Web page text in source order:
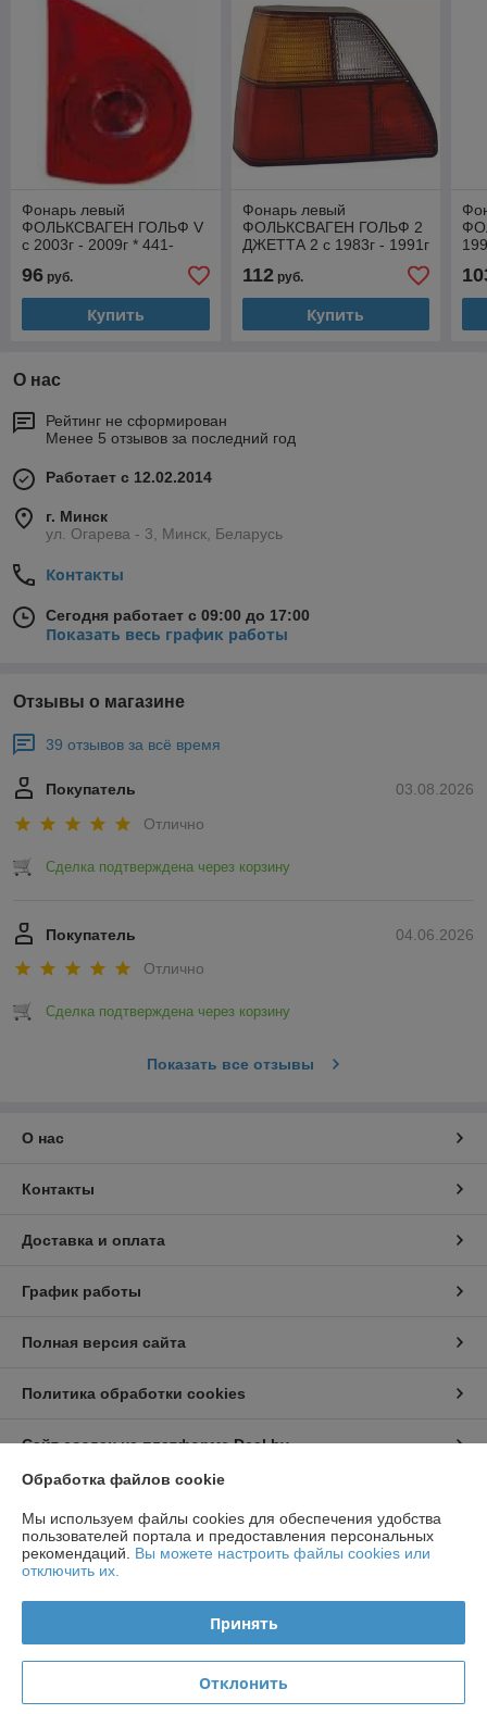
Фонарь левый
ФОЛЬКСВАГЕН ГОЛЬФ V
с 2003г - 2009г * 441-
96 руб.
Купить
Фонарь левый
ФОЛЬКСВАГЕН ГОЛЬФ 2
ДЖЕТТА 2 с 1983г - 1991г
112руб.
Купить
О нас
Рейтинг не сформирован
Менее 5 отзывов за последний год
Работает с 12.02.2014
г. Минск
ул. Огарева - 3, Минск, Беларусь
Контакты
Сегодня работает с 09:00 до 17:00
Показать весь график работы
Отзывы о магазине
39 отзывов за всё время
03.08.2026
Покупатель
Отлично
Сделка подтверждена через корзину
04.06.2026
Покупатель
Отлично
Сделка подтверждена через корзину
Показать все отзывы
О нас
Контакты
Доставка и оплата
График работы
Полная версия сайта
Политика обработки cookies
Сайт создан на платформе Deal.by
Информация для покупателя
Индивидуальный предприниматель:ИП Чирак Артем Викторович
ул. Якубова 66-4-92
Регистрационный номер ЕГР: 192050953
Регистрационный орган: Минским горисполкомом
Дата регистрации компании: 16.09.2013
Обработка файлов cookie
Мы используем файлы cookies для обеспечения удобства
пользователей портала и предоставления персональных
рекомендаций. Вы можете настроить файлы cookies или
отключить их.
Принять
Отклонить